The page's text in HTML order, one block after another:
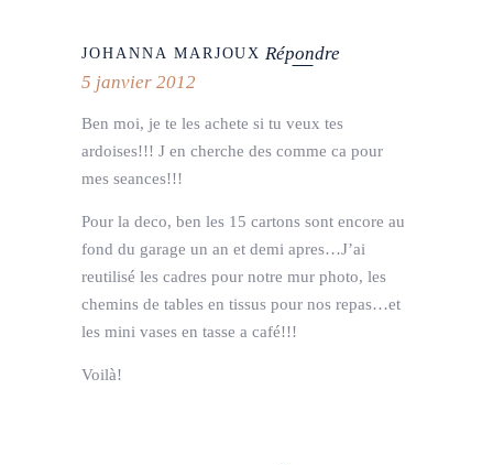
JOHANNA MARJOUX Répondre
5 janvier 2012
Ben moi, je te les achete si tu veux tes
ardoises!!! J en cherche des comme ca pour
mes seances!!!
Pour la deco, ben les 15 cartons sont encore au
fond du garage un an et demi apres…J’ai
reutilisé les cadres pour notre mur photo, les
chemins de tables en tissus pour nos repas…et
les mini vases en tasse a café!!!
Voilà!